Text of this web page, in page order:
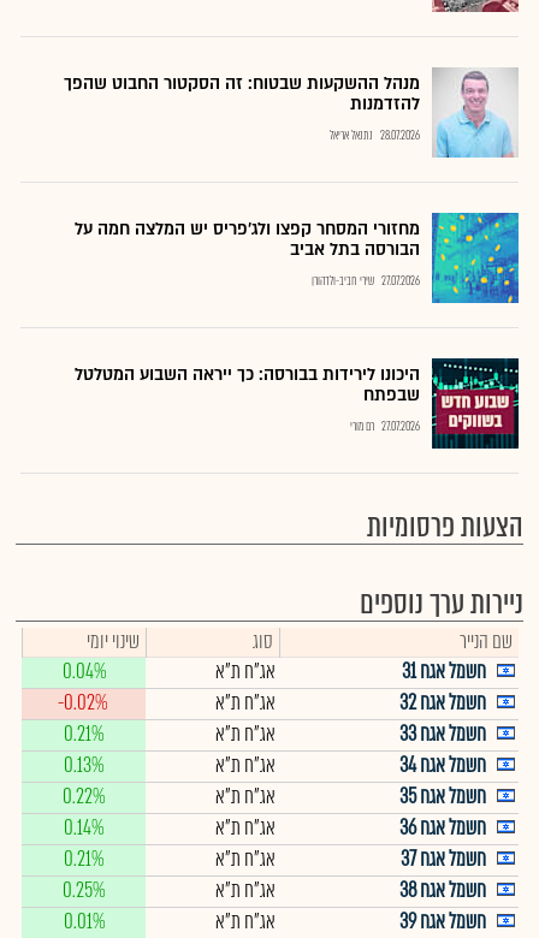
מנהל ההשקעות שבטוח: זה הסקטור החבוט שהפך
להזדמנות
28.07.2026 נתנאל אריאל
מחזורי המסחר קפצו ולג'פריס יש המלצה חמה על
הבורסה בתל אביב
27.07.2026 שירי חביב-ולדהורן
היכונו לירידות בבורסה: כך ייראה השבוע המטלטל
שבפתח
27.07.2026 רם מורי
הצעות פרסומיות
ניירות ערך נוספים
שם הנייר סוג
שינוי יומי
חשמל אגח 31
אג"ח ת"א
0.04%
חשמל אגח 32
אג"ח ת"א
-0.02%
חשמל אגח 33
אג"ח ת"א
0.21%
חשמל אגח 34
אג"ח ת"א
0.13%
חשמל אגח 35
אג"ח ת"א
0.22%
חשמל אגח 36
אג"ח ת"א
0.14%
חשמל אגח 37
אג"ח ת"א
0.21%
חשמל אגח 38
אג"ח ת"א
0.25%
חשמל אגח 39
אג"ח ת"א 0.01%